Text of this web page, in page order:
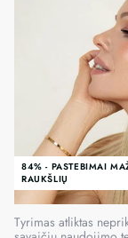
84% - PASTEBIMAI
RAUKŠLIŲ
Tyrimas atliktas